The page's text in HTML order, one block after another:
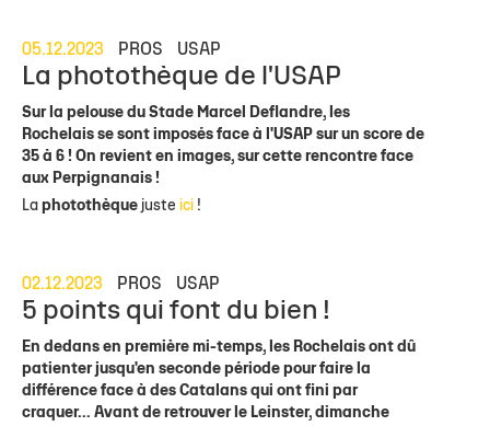
05.12.2023 PROS USAP
La photothèque de l'USAP
Sur la pelouse du Stade Marcel Deflandre, les
Rochelais se sont imposés face à l'USAP sur un score de
35 à 6 ! On revient en images, sur cette rencontre face
aux Perpignanais !
La photothèque juste ici !
02.12.2023 PROS USAP
5 points qui font du bien !
En dedans en première mi-temps, les Rochelais ont dû
patienter jusqu'en seconde période pour faire la
différence face à des Catalans qui ont fini par
craquer... Avant de retrouver le Leinster, dimanche